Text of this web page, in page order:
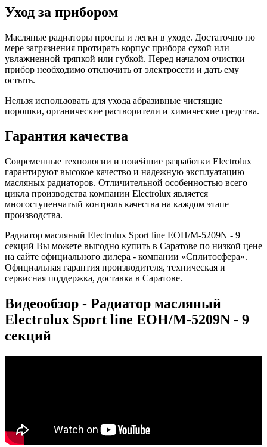
Уход за прибором
Масляные радиаторы просты и легки в уходе. Достаточно по
мере загрязнения протирать корпус прибора сухой или
увлажненной тряпкой или губкой. Перед началом очистки
прибор необходимо отключить от электросети и дать ему
остыть.
Нельзя использовать для ухода абразивные чистящие
порошки, органические растворители и химические средства.
Гарантия качества
Современные технологии и новейшие разработки Electrolux
гарантируют высокое качество и надежную эксплуатацию
масляных радиаторов. Отличительной особенностью всего
цикла производства компании Electrolux является
многоступенчатый контроль качества на каждом этапе
производства.
Радиатор масляный Electrolux Sport line EOH/M-5209N - 9
секций Вы можете выгодно купить в Саратове по низкой цене
на сайте официального дилера - компании «Сплитосфера».
Официальная гарантия производителя, техническая и
сервисная поддержка, доставка в Саратове.
Видеообзор - Радиатор масляный
Electrolux Sport line EOH/M-5209N - 9
секций